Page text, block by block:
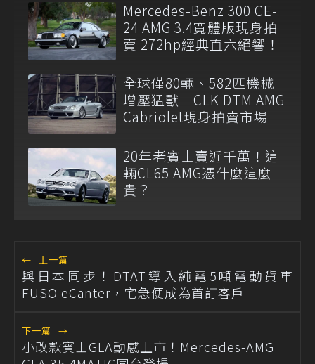
Mercedes-Benz 300 CE-
24 AMG 3.4寬體版現身拍
賣 272hp經典直六絕響！
全球僅80輛、582匹機械
增壓猛獸 CLK DTM AMG
Cabriolet現身拍賣市場
20年老賓士賣近千萬！這
輛CL65 AMG憑什麼這麼
貴？
← 上一篇
與日本同步！DTAT導入純電5噸電動貨車
FUSO eCanter，宅急便成為首訂客戶
下一篇 →
小改款賓士GLA動感上市！Mercedes-AMG